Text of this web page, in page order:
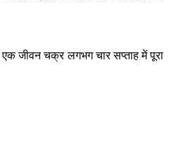
जीवन चक्र लगभग चार सप्ताह में पूरा